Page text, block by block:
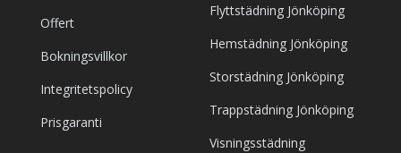
Offert
Bokningsvillkor
Integritetspolicy
Prisgaranti
Flyttstädning Jönköping
Hemstädning Jönköping
Storstädning Jönköping
Trappstädning Jönköping
Visningsstädning